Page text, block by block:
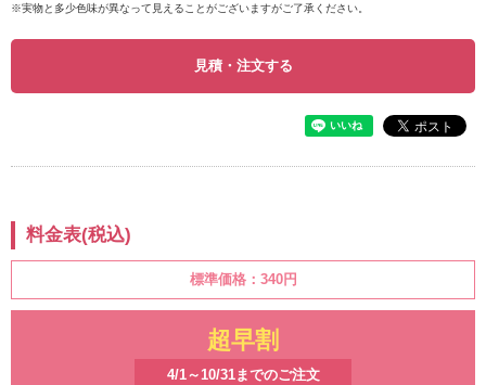
※実物と多少色味が異なって見えることがございますがご了承ください。
見積・注文する
料金表(税込)
標準価格： 340円
超早割
4/1～10/31までのご注文